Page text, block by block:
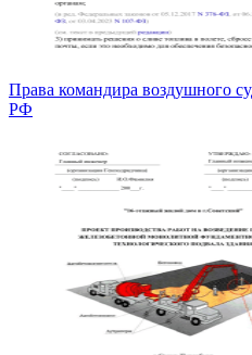
Права командира воздушного
РФ